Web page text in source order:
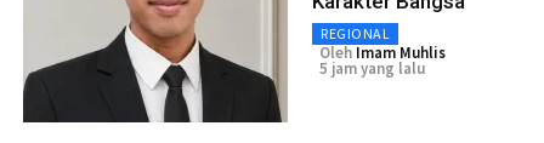
REGIONAL
Oleh Imam Muhlis
5 jam yang lalu